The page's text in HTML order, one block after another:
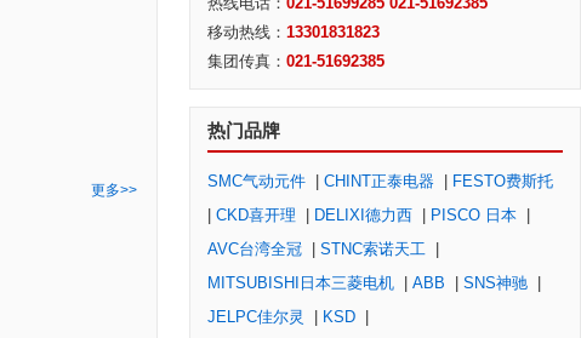
更多>>
移动热线：13301831823
集团传真：021-51692385
热门品牌
SMC气动元件 |CHINT正泰电器
FESTO费斯托
|CKD喜开理 DELIXI德力西 PISCO 日本
AVC台湾全冠
|STNC索诺天工
MITSUBISHI日本三菱电机
|ABB |SNS神驰
JELPC佳尔灵
KSD